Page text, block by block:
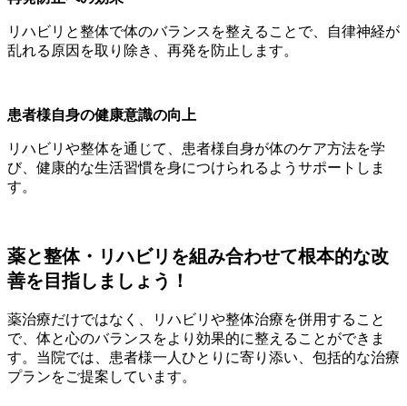
リハビリと整体で体のバランスを整えることで、自律神経が
乱れる原因を取り除き、再発を防止します。
患者様自身の健康意識の向上
リハビリや整体を通じて、患者様自身が体のケア方法を学
び、健康的な生活習慣を身につけられるようサポートしま
す。
薬と整体・リハビリを組み合わせて根本的な改
善を目指しましょう！
薬治療だけではなく、リハビリや整体治療を併用すること
で、体と心のバランスをより効果的に整えることができま
す。当院では、患者様一人ひとりに寄り添い、包括的な治療
プランをご提案しています。